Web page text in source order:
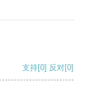
支持[0] 反对[0]